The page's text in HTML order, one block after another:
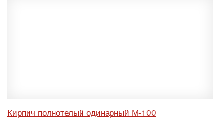
Кирпич полнотелый одинарный М-100